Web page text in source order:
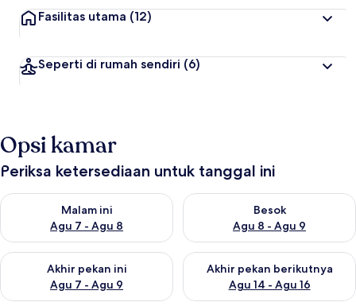
Fasilitas utama (12)
Seperti di rumah sendiri (6)
Opsi kamar
Periksa ketersediaan untuk tanggal ini
Malam ini
Agu 7 - Agu 8
Periksa ketersediaan untuk malam ini Agu 7 - Agu 8
Besok
Agu 8 - Agu 9
Periksa ketersediaan untuk
Akhir pekan ini
Agu 7 - Agu 9
Periksa ketersediaan untuk akhir pekan ini Agu 7 - Agu 9
Akhir pekan berikutnya
Agu 14 - Agu 16
Periksa ketersediaan untuk